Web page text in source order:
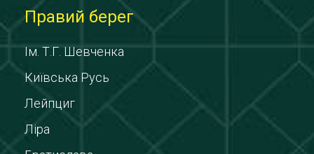
Правий берег
Ім. Т.Г. Шевченка
Київська Русь
Лейпциг
Ліра